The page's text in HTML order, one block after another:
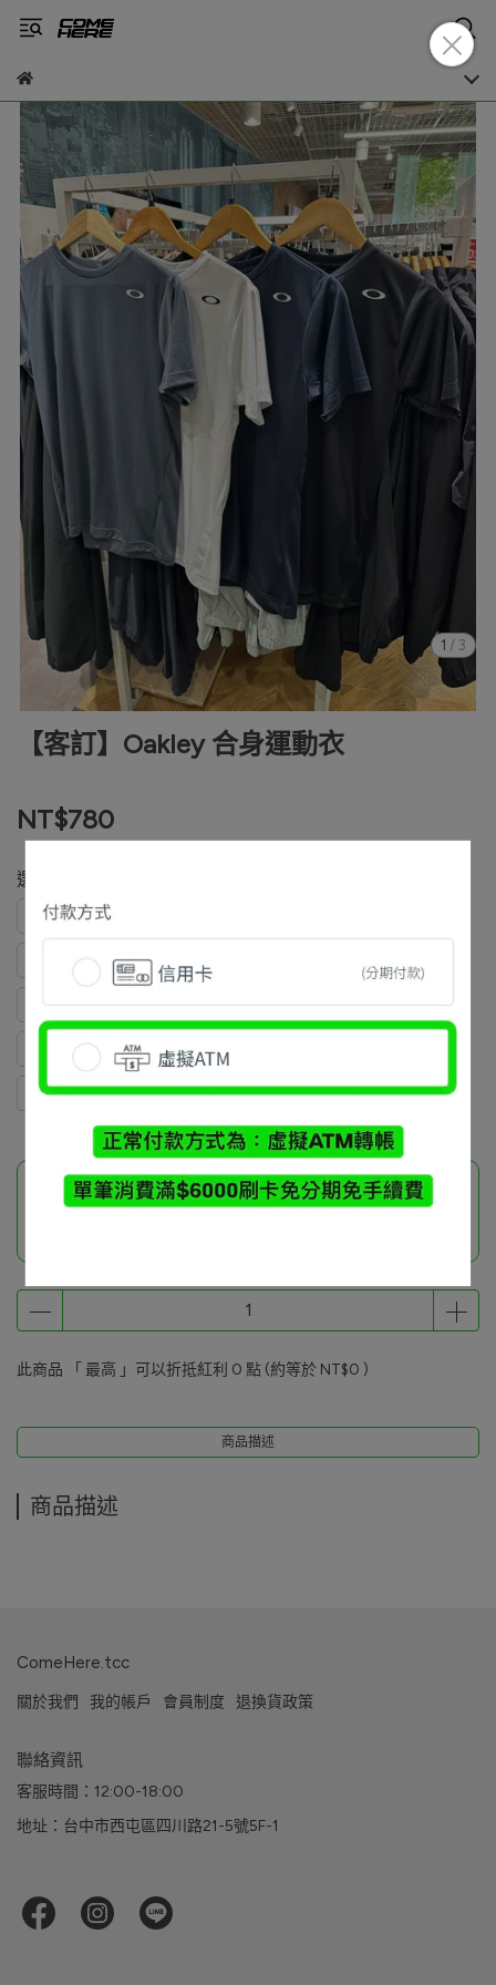
1 / 3
【客訂】Oakley 合身運動衣
NT$780
選自己的名字下單
劉祐麟 黑 2XL + 灰2XL (2)
黃裕誠 黑色L + 黑色XL (2)
Andrew Huang 深藍2XL + 灰色2XL (2)
曹凱勛 黑2XL 謝閔棋 黑XL
薛婷文 黑M Yö Tsai 黑L
此商品參與的優惠活動
此商品 「 最高 」可以折抵紅利 0 點 (約等於 NT$0 )
商品描述
商品描述
ComeHere.tcc
關於我們 我的帳戶 會員制度 退換貨政策
聯絡資訊
客服時間：12:00-18:00
地址：台中市西屯區四川路21-5號5F-1